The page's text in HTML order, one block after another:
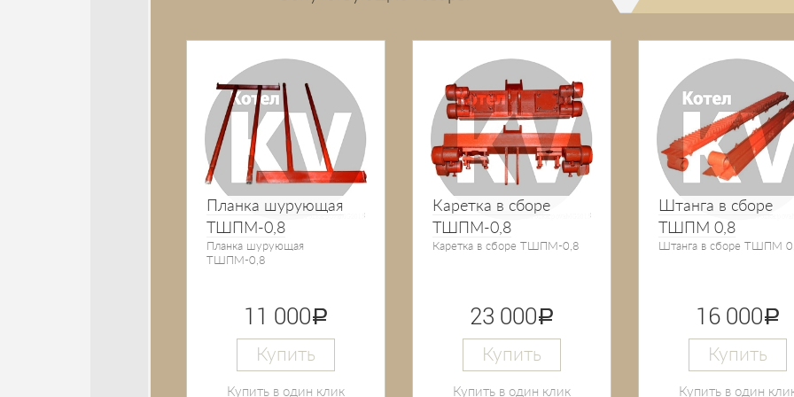
Планка шурующая
ТШПМ-0,8
Планка шурующая
ТШПМ-0,8
11 000руб.
Купить
Купить в один клик
Каретка в сборе
ТШПМ-0,8
Каретка в сборе ТШПМ-0,8
23 000руб.
Купить
Купить в один клик
Штанга в сборе
ТШПМ 0,8
Штанга в сборе ТШПМ
16 000руб.
Купить
Купить в один